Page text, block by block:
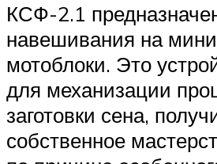
КСФ-2.1
навешивания на
мотоблоки. Это
для механизации
заготовки сена,
собственное